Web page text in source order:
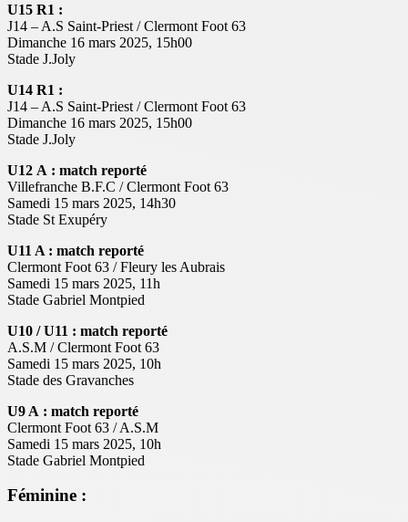
U15 R1 :
J14 – A.S Saint-Priest / Clermont Foot 63
Dimanche 16 mars 2025, 15h00
Stade J.Joly
U14 R1 :
J14 – A.S Saint-Priest / Clermont Foot 63
Dimanche 16 mars 2025, 15h00
Stade J.Joly
U12 A : match reporté
Villefranche B.F.C / Clermont Foot 63
Samedi 15 mars 2025, 14h30
Stade St Exupéry
U11 A : match reporté
Clermont Foot 63 / Fleury les Aubrais
Samedi 15 mars 2025, 11h
Stade Gabriel Montpied
U10 / U11 : match reporté
A.S.M / Clermont Foot 63
Samedi 15 mars 2025, 10h
Stade des Gravanches
U9 A : match reporté
Clermont Foot 63 / A.S.M
Samedi 15 mars 2025, 10h
Stade Gabriel Montpied
Féminine :